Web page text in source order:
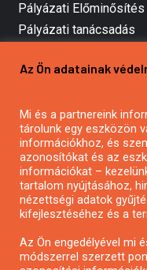
Pályázati Előminősítés
Pályázati tanácsadás
Mezőgazdasági
Pályázatírás civil
Pályázatírás
Pályázatfigyelés
Specifikus
Az Ön adatainak
Mi és a partnereink
tárolunk egy eszközön
információkhoz, és
azonosítókat és az
információkat –
tartalom nyújtásához,
nézettségi adatok
kifejlesztéséhez és a
Az Ön engedélyével mi
módszerrel szerzett